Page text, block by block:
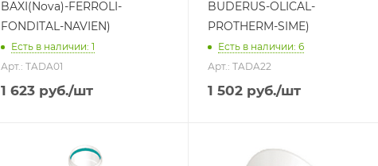
BAXI(Nova)-FERROLI-
FONDITAL-NAVIEN)
Есть в наличии: 1
Арт.: TADA01
1 623 руб./шт
BUDERUS-OLICAL-
PROTHERM-SIME)
Есть в наличии: 6
Арт.: TADA22
1 502 руб./шт